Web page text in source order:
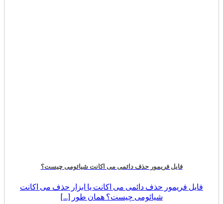
فایل فریمور حذف دائمی می اکانت شیائومی چیست؟
فایل فریمور حذف دائمی می اکانت یا ابزار حذف می اکانت
شیائومی چیست؟ همان طور [...]